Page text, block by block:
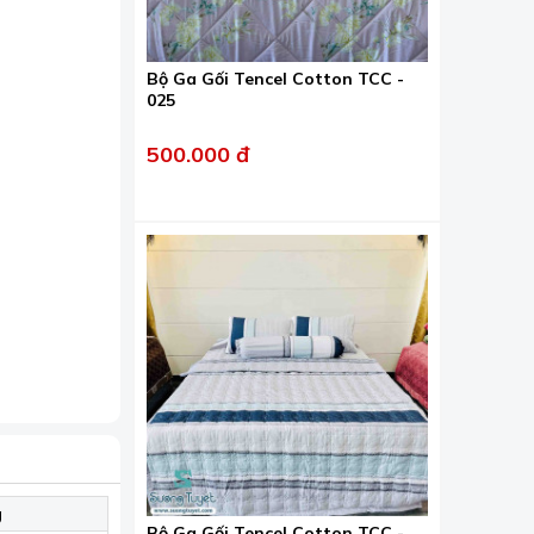
Bộ Ga Gối Tencel Cotton TCC -
025
500.000 đ